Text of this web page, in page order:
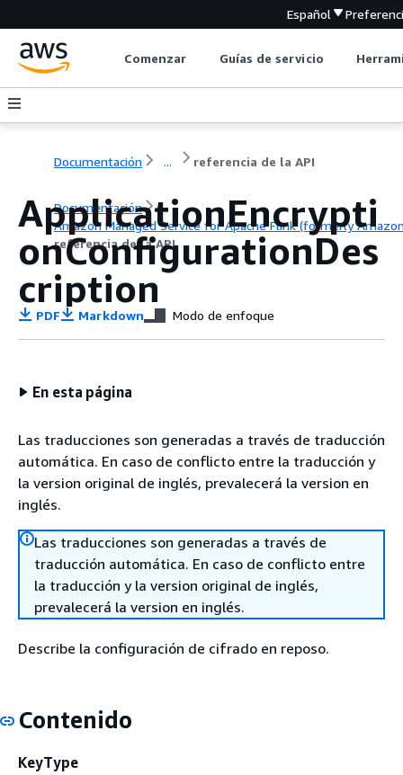
Español
Comenzar Guías de servicio
Documentación ... referencia de la API
Documentación
Amazon Managed Service for Apache Flink (formerly
referencia de la API
ApplicationEncrypti
onConfigurationDes
cription
PDF Markdown Modo de enfoque
En esta página
Las traducciones son generadas a través de traducción
automática. En caso de conflicto entre la traducción y
la version original de inglés, prevalecerá la version en
inglés.
Las traducciones son generadas a través de
traducción automática. En caso de conflicto entre
la traducción y la version original de inglés,
prevalecerá la version en inglés.
Describe la configuración de cifrado en reposo.
Contenido
KeyType